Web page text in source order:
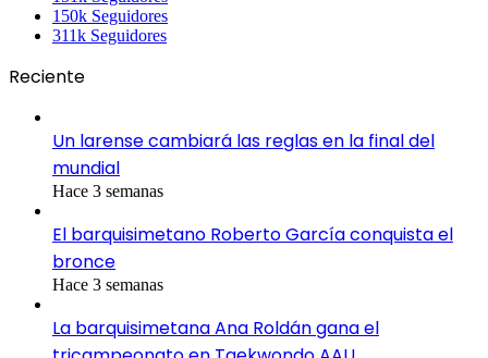
150k Seguidores
311k Seguidores
Reciente
Un larense cambiará las reglas en la final del
mundial
Hace 3 semanas
El barquisimetano Roberto García conquista el
bronce
Hace 3 semanas
La barquisimetana Ana Roldán gana el